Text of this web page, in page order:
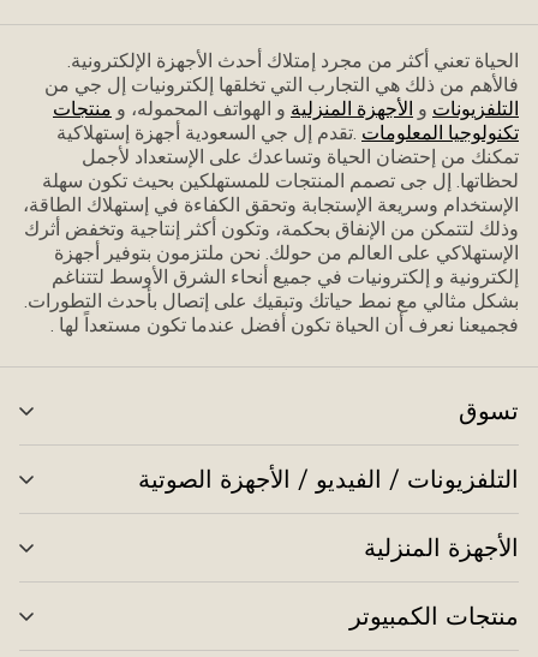
الحياة تعني أكثر من مجرد إمتلاك أحدث الأجهزة الإلكترونية.
فاﻷهم من ذلك هي التجارب التي تخلقها إلكترونيات إل جي من
التلفزيونات و الأجهزة المنزلية و الهواتف المحموله، و منتجات
تكنولوجيا المعلومات .تقدم إل جي السعودية أجهزة إستهلاكية
تمكنك من إحتضان الحياة وتساعدك على الإستعداد ﻷجمل
لحظاتها. إل جى تصمم المنتجات للمستهلكين بحيث تكون سهلة
الإستخدام وسريعة الإستجابة وتحقق الكفاءة في إستهلاك الطاقة،
وذلك لتتمكن من الإنفاق بحكمة، وتكون أكثر إنتاجية وتخفض أثرك
الإستهلاكي على العالم من حولك. نحن ملتزمون بتوفير أجهزة
إلكترونية و إلكترونيات في جميع أنحاء الشرق الأوسط لتتناغم
بشكل مثالي مع نمط حياتك وتبقيك على إتصال بأحدث التطورات.
فجميعنا نعرف أن الحياة تكون أفضل عندما تكون مستعداً لها .
تسوق
التلفزيونات / الفيديو / الأجهزة الصوتية
الأجهزة المنزلية
منتجات الكمبيوتر